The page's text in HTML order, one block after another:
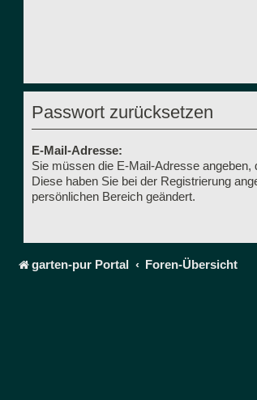
Passwort zurücksetzen
E-Mail-Adresse:
Sie müssen die E-Mail-Adresse angeben,
Diese haben Sie bei der Registrierung
persönlichen Bereich geändert.
garten-pur Portal Foren-Übersicht